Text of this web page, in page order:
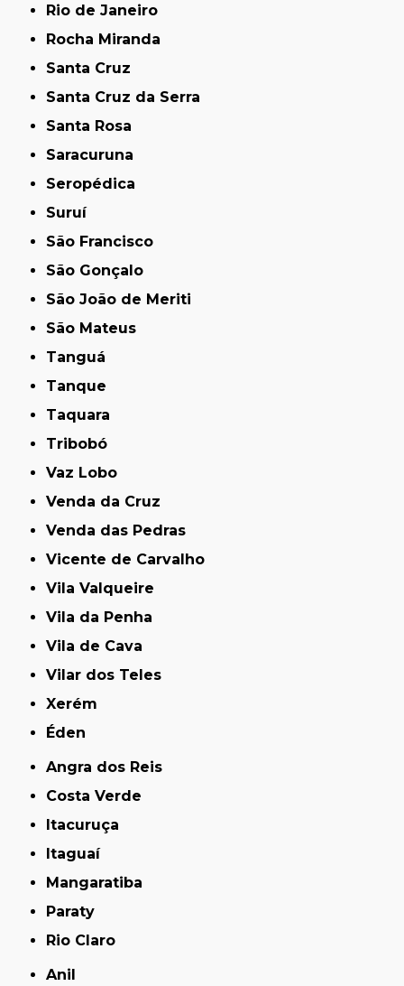
Rio de Janeiro
Rocha Miranda
Santa Cruz
Santa Cruz da Serra
Santa Rosa
Saracuruna
Seropédica
Suruí
São Francisco
São Gonçalo
São João de Meriti
São Mateus
Tanguá
Tanque
Taquara
Tribobó
Vaz Lobo
Venda da Cruz
Venda das Pedras
Vicente de Carvalho
Vila Valqueire
Vila da Penha
Vila de Cava
Vilar dos Teles
Xerém
Éden
Angra dos Reis
Costa Verde
Itacuruça
Itaguaí
Mangaratiba
Paraty
Rio Claro
Anil